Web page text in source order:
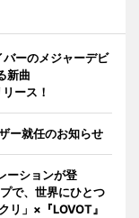
ーのメジャーデビ
新曲
ース！
ー就任のお知らせ
ーションが登
で、世界にひとつ
リ」×『LOVOT』